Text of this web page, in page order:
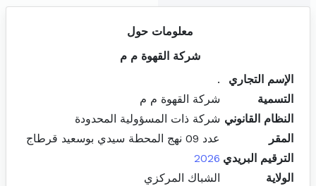
معلومات حول
شركة القهوة م م
الإسم التجاري
.
التسمية
شركة القهوة م م
النظام القانوني شركة ذات المسؤولية المحدودة
المقر
عدد 09 نهج المحطة سيدي بوسعيد قرطاج
الترقيم البريدي 2026
الولاية
الشباك المركزي